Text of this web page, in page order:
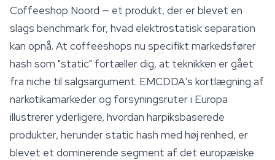
Coffeeshop Noord — et produkt, der er blevet en
slags benchmark for, hvad elektrostatisk separation
kan opnå. At coffeeshops nu specifikt markedsfører
hash som "static" fortæller dig, at teknikken er gået
fra niche til salgsargument. EMCDDA's kortlægning af
narkotikamarkeder og forsyningsruter i Europa
illustrerer yderligere, hvordan harpiksbaserede
produkter, herunder static hash med høj renhed, er
blevet et dominerende segment af det europæiske